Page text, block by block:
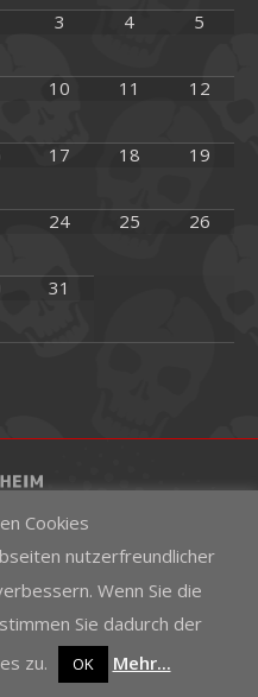
3 4 5
10 11 12
17 18 19
24 25 26
31
Cookies
nutzerfreundlicher
Wenn Sie die
Sie dadurch der
zu.
OK Mehr...